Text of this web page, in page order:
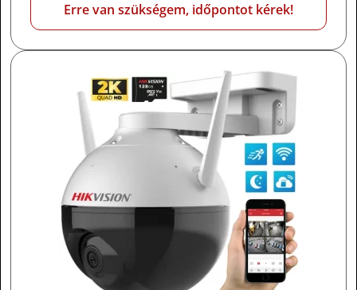
Erre van szükségem, időpontot kérek!